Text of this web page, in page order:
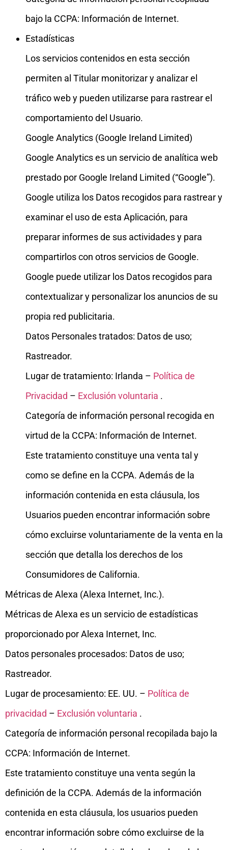
bajo la CCPA: Información de Internet.
Estadísticas
Los servicios contenidos en esta sección
permiten al Titular monitorizar y analizar el
tráfico web y pueden utilizarse para rastrear el
comportamiento del Usuario.
Google Analytics (Google Ireland Limited)
Google Analytics es un servicio de analítica web
prestado por Google Ireland Limited (“Google”).
Google utiliza los Datos recogidos para rastrear y
examinar el uso de esta Aplicación, para
preparar informes de sus actividades y para
compartirlos con otros servicios de Google.
Google puede utilizar los Datos recogidos para
contextualizar y personalizar los anuncios de su
propia red publicitaria.
Datos Personales tratados: Datos de uso;
Rastreador.
Lugar de tratamiento: Irlanda – Política de
Privacidad – Exclusión voluntaria .
Categoría de información personal recogida en
virtud de la CCPA: Información de Internet.
Este tratamiento constituye una venta tal y
como se define en la CCPA. Además de la
información contenida en esta cláusula, los
Usuarios pueden encontrar información sobre
cómo excluirse voluntariamente de la venta en la
sección que detalla los derechos de los
Consumidores de California.
Métricas de Alexa (Alexa Internet, Inc.).
Métricas de Alexa es un servicio de estadísticas
proporcionado por Alexa Internet, Inc.
Datos personales procesados: Datos de uso;
Rastreador.
Lugar de procesamiento: EE. UU. – Política de
privacidad – Exclusión voluntaria .
Categoría de información personal recopilada bajo la
CCPA: Información de Internet.
Este tratamiento constituye una venta según la
definición de la CCPA. Además de la información
contenida en esta cláusula, los usuarios pueden
encontrar información sobre cómo excluirse de la